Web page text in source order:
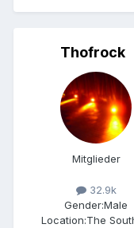
Thofrock
Mitglieder
32.9k
Gender:Male
Location:The